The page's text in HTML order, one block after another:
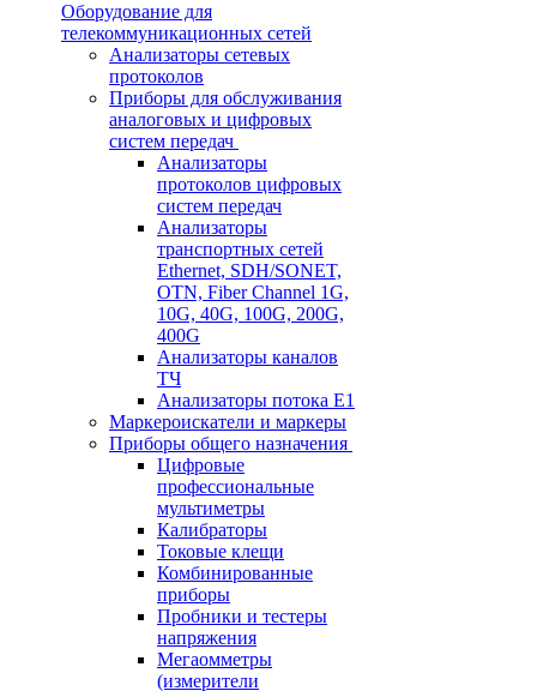
Оборудование для
телекоммуникационных сетей
Анализаторы сетевых
протоколов
Приборы для обслуживания
аналоговых и цифровых
систем передач
Анализаторы
протоколов цифровых
систем передач
Анализаторы
транспортных сетей
Ethernet, SDH/SONET,
OTN, Fiber Channel 1G,
10G, 40G, 100G, 200G,
400G
Анализаторы каналов
ТЧ
Анализаторы потока Е1
Маркероискатели и маркеры
Приборы общего назначения
Цифровые
профессиональные
мультиметры
Калибраторы
Токовые клещи
Комбинированные
приборы
Пробники и тестеры
напряжения
Мегаомметры
(измерители